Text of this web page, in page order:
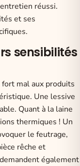
réussi.
et ses
sensibilités
mal aux produits
Une lessive
Quant à la laine
thermiques ! Un
le feutrage,
rêche et
également